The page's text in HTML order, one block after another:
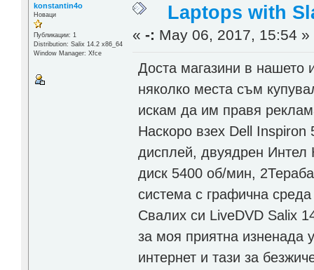
konstantin4o
Новаци
Публикации: 1
Distribution: Salix 14.2 x86_64
Window Manager: Xfce
Laptops with
«-: May 06, 2017, 15:54 »
Доста магазини в нашето
няколко места съм
искам да им правя
Наскоро взех Dell
дисплей, двуядрен
диск 5400 об/мин,
система с графична
Свалих си LiveDVD Salix
за моя приятна изненада
интернет и тази за